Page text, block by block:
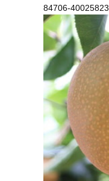
84706-40025823